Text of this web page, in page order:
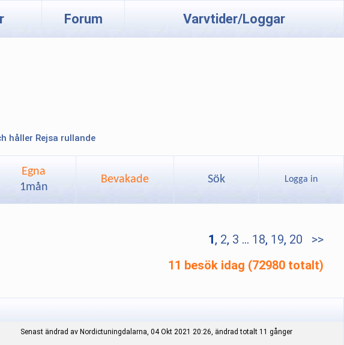
Forum Varvtider/Loggar
håller Rejsa rullande
Egna
1mån
Bevakade Sök Logga in
1, 2, 3 ... 18, 19, 20
>>
11 besök idag (72980 totalt)
Senast ändrad av Nordictuningdalarna, 04 Okt 2021 20:26, ändrad totalt 11 gånger